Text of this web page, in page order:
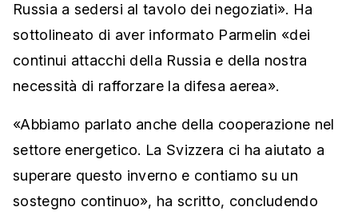
Russia a sedersi al tavolo dei negoziati». Ha
sottolineato di aver informato Parmelin «dei
continui attacchi della Russia e della nostra
necessità di rafforzare la difesa aerea».
«Abbiamo parlato anche della cooperazione nel
settore energetico. La Svizzera ci ha aiutato a
superare questo inverno e contiamo su un
sostegno continuo», ha scritto, concludendo